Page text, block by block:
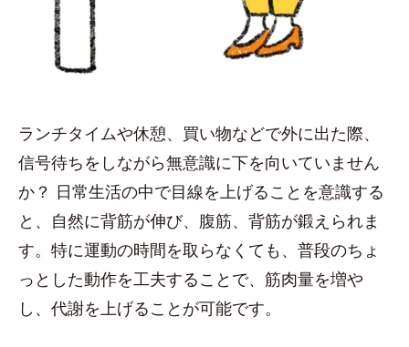
ランチタイムや休憩、買い物などで外に出た際、
信号待ちをしながら無意識に下を向いていません
か？ 日常生活の中で目線を上げることを意識する
と、自然に背筋が伸び、腹筋、背筋が鍛えられま
す。特に運動の時間を取らなくても、普段のちょ
っとした動作を工夫することで、筋肉量を増や
し、代謝を上げることが可能です。